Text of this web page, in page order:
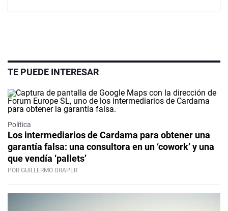
TE PUEDE INTERESAR
Política
Los intermediarios de Cardama para obtener una
garantía falsa: una consultora en un ‘cowork’ y una
que vendía ‘pallets’
POR GUILLERMO DRAPER